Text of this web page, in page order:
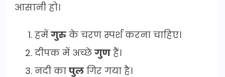
आसानी हो।
हमें गुरु के चरण स्पर्श करना चाहिए।
दीपक में अच्छे गुण हैं।
नदी का पुल गिर गया है।